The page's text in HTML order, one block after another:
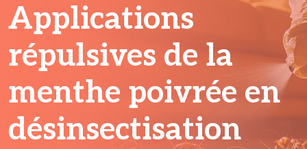
Applications
répulsives de la
menthe poivrée en
désinsectisation